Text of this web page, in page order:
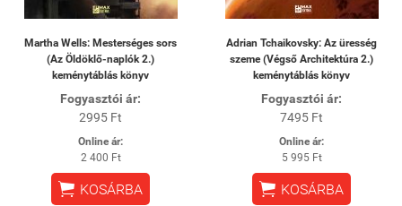
Martha Wells: Mesterséges sors
(Az Öldöklő-naplók 2.)
keménytáblás könyv
Fogyasztói ár:
2995 Ft
Online ár:
2 400 Ft
 KOSÁRBA
Adrian Tchaikovsky: Az üresség
szeme (Végső Architektúra 2.)
keménytáblás könyv
Fogyasztói ár:
7495 Ft
Online ár:
5 995 Ft
 KOSÁRBA